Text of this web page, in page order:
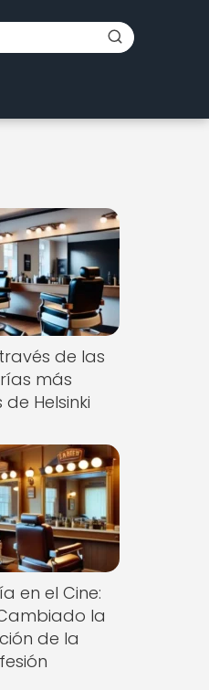
de las
más
Helsinki
en el Cine:
la
de la